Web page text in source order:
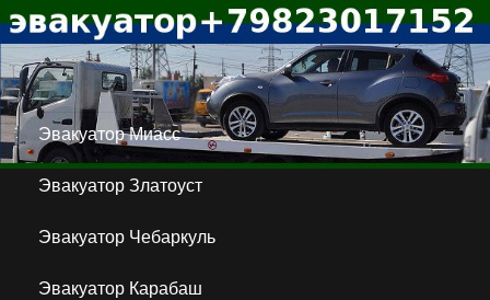
Эвакуатор Миасс
Эвакуатор Златоуст
Эвакуатор Чебаркуль
Эвакуатор Карабаш